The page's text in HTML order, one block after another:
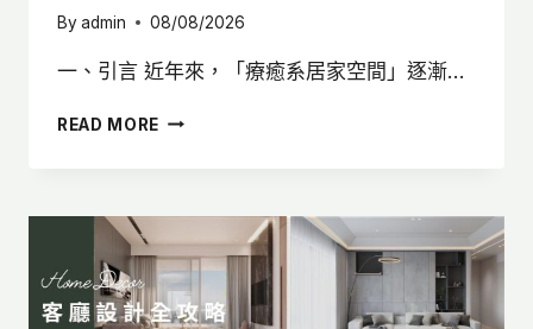
Byadmin 08/08/2026
一、引言 近年來，「療癒系居家空間」逐漸…
READ MORE 居
設
計
怎
麼
做？